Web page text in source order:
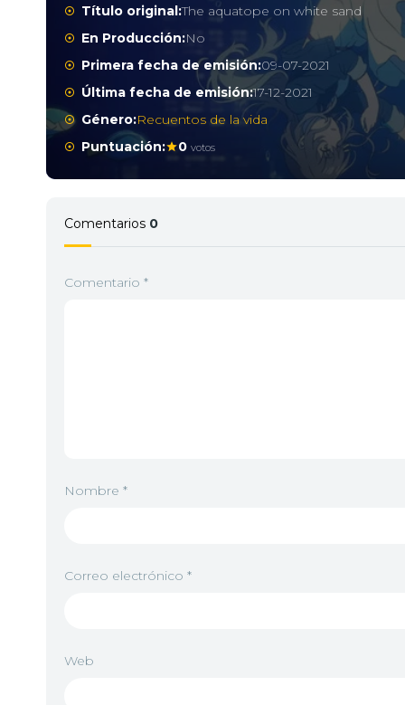
Título original:The aquatope on white sand
En Producción:No
Primera fecha de emisión:09-07-2021
Última fecha de emisión:17-12-2021
Género:Recuentos de la vida
Puntuación:
0 votos
Comentarios 0
Comentario *
Nombre *
Correo electrónico *
Web